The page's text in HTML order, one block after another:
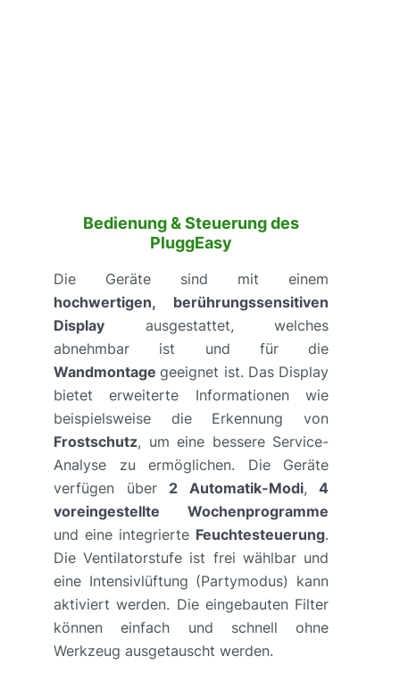
Bedienung & Steuerung des
PluggEasy
Die Geräte sind mit einem
hochwertigen, berührungssensitiven
Display ausgestattet, welches
abnehmbar ist und für die
Wandmontagegeeignet ist. Das Display
bietet erweiterte Informationen wie
beispielsweise die Erkennung von
Frostschutz, um eine bessere Service-
Analyse zu ermöglichen. Die Geräte
verfügen über 2 Automatik-Modi, 4
voreingestellte Wochenprogramme
und eine integrierte Feuchtesteuerung.
Die Ventilatorstufe ist frei wählbar und
eine Intensivlüftung (Partymodus) kann
aktiviert werden. Die eingebauten Filter
können einfach und schnell ohne
Werkzeug ausgetauscht werden.